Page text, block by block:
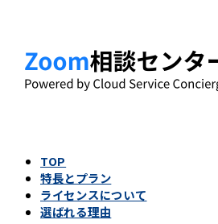
TOP
特長とプラン
ライセンスについて
選ばれる理由